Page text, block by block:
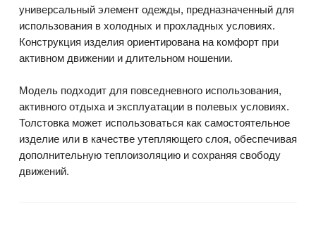
универсальный элемент одежды, предназначенный для
использования в холодных и прохладных условиях.
Конструкция изделия ориентирована на комфорт при
активном движении и длительном ношении.
Модель подходит для повседневного использования,
активного отдыха и эксплуатации в полевых условиях.
Толстовка может использоваться как самостоятельное
изделие или в качестве утепляющего слоя, обеспечивая
дополнительную теплоизоляцию и сохраняя свободу
движений.